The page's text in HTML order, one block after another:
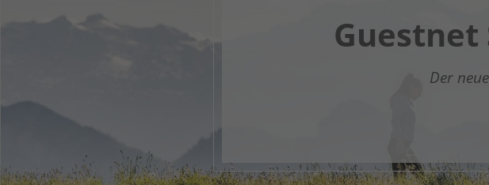
Dein digitaler Assistent in
Whats
Guestnet
Der